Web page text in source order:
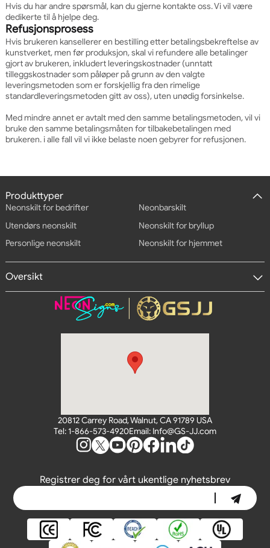
Hvis du har andre spørsmål, kan du gjerne kontakte oss. Vi vil være
dedikerte til å hjelpe deg.
Refusjonsprosess
Hvis brukeren kansellerer en bestilling etter betalingsbekreftelse av
kunstverket, men før produksjon, skal vi refundere alle betalinger
gjort av brukeren, inkludert leveringskostnader (unntatt
tilleggskostnader som påløper på grunn av den valgte
leveringsmetoden som er forskjellig fra den rimelige
standardleveringsmetoden gitt av oss), uten unødig forsinkelse.
Med mindre annet er avtalt med den samme betalingsmetoden, vil vi
bruke den samme betalingsmåten for tilbakebetalingen med
brukeren. i alle fall vil vi ikke belaste noen gebyrer for refusjonen.
20812 Carrey Road, Walnut, CA 91789 USA
Tel: 1-866-573-4920Email: Info@GS-JJ.com
Produkttyper
Neonskilt for bedrifter
Neonbarskilt
Utendørs neonskilt
Neonskilt for bryllup
Personlige neonskilt
Neonskilt for hjemmet
Oversikt
Registrer deg for vårt ukentlige nyhetsbrev